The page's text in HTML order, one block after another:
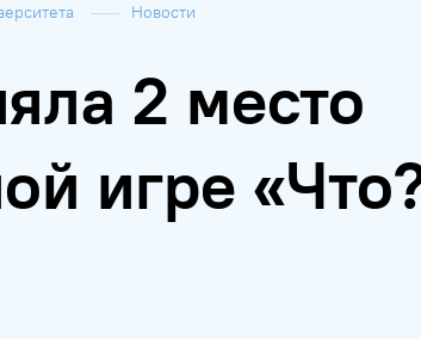
Новости
2 место
игре